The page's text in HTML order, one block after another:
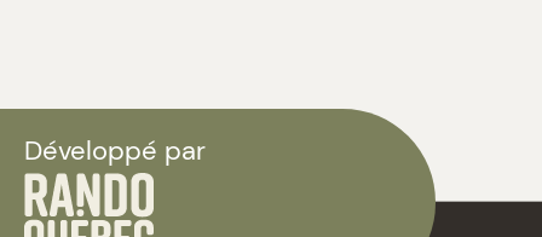
Développé par